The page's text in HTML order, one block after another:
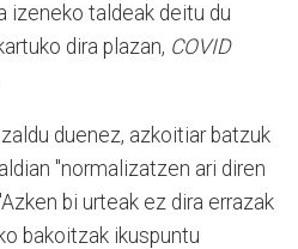
izeneko taldeak deitu du
dira plazan, COVID
duenez, azkoitiar batzuk
"normalizatzen ari diren
bi urteak ez dira errazak
bakoitzak ikuspuntu